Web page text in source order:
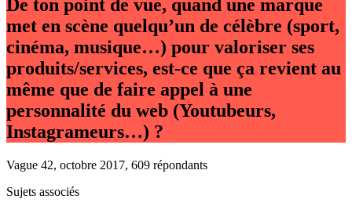
De ton point de vue, quand une marque
met en scène quelqu’un de célèbre (sport,
cinéma, musique…) pour valoriser ses
produits/services, est-ce que ça revient au
même que de faire appel à une
personnalité du web (Youtubeurs,
Instagrameurs…) ?
Vague 42, octobre 2017, 609 répondants
Sujets associés